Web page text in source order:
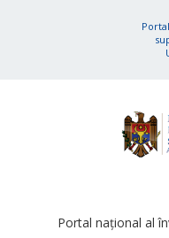
Portal național al